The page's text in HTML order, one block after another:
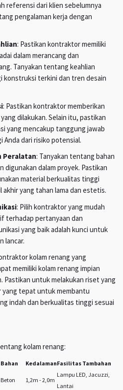
referensi dari klien sebelumnya
pengalaman kerja dengan
: Pastikan kontraktor memiliki
dalam merancang dan
Tanyakan tentang keahlian
konstruksi terkini dan tren desain
: Pastikan kontraktor memberikan
dilakukan. Selain itu, pastikan
yang mencakup tanggung jawab
dari risiko potensial.
Peralatan: Tanyakan tentang bahan
digunakan dalam proyek. Pastikan
material berkualitas tinggi
yang tahan lama dan estetis.
: Pilih kontraktor yang mudah
terhadap pertanyaan dan
yang baik adalah kunci untuk
lancar.
kolam renang yang
memiliki kolam renang impian
Pastikan untuk melakukan riset yang
tepat untuk membantu
indah dan berkualitas tinggi sesuai
kolam renang:
Bahan KedalamanFasilitas Tambahan
Beton 1,2m - 2,0m
Lampu LED, Jacuzzi,
Lantai